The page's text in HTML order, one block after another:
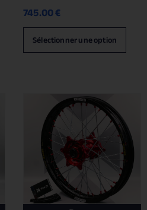
745.00€
Sélectionner une option